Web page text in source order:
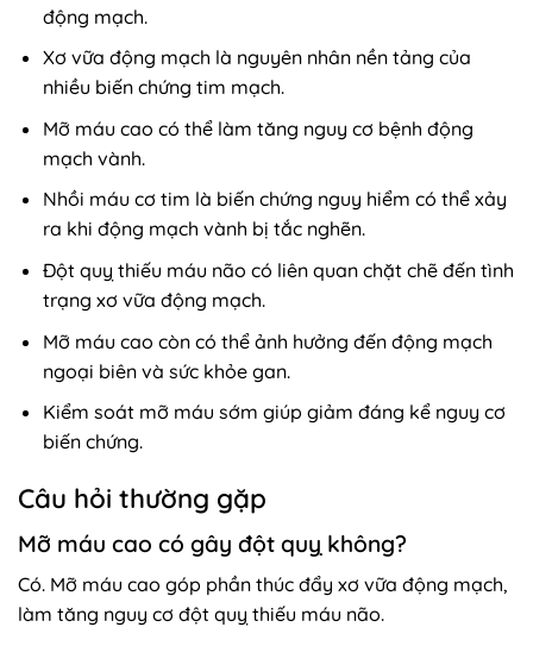
động mạch.
Xơ vữa động mạch là nguyên nhân nền tảng của
nhiều biến chứng tim mạch.
Mỡ máu cao có thể làm tăng nguy cơ bệnh động
mạch vành.
Nhồi máu cơ tim là biến chứng nguy hiểm có thể xảy
ra khi động mạch vành bị tắc nghẽn.
Đột quỵ thiếu máu não có liên quan chặt chẽ đến tình
trạng xơ vữa động mạch.
Mỡ máu cao còn có thể ảnh hưởng đến động mạch
ngoại biên và sức khỏe gan.
Kiểm soát mỡ máu sớm giúp giảm đáng kể nguy cơ
biến chứng.
Câu hỏi thường gặp
Mỡ máu cao có gây đột quỵ không?
Có. Mỡ máu cao góp phần thúc đẩy xơ vữa động mạch,
làm tăng nguy cơ đột quỵ thiếu máu não.